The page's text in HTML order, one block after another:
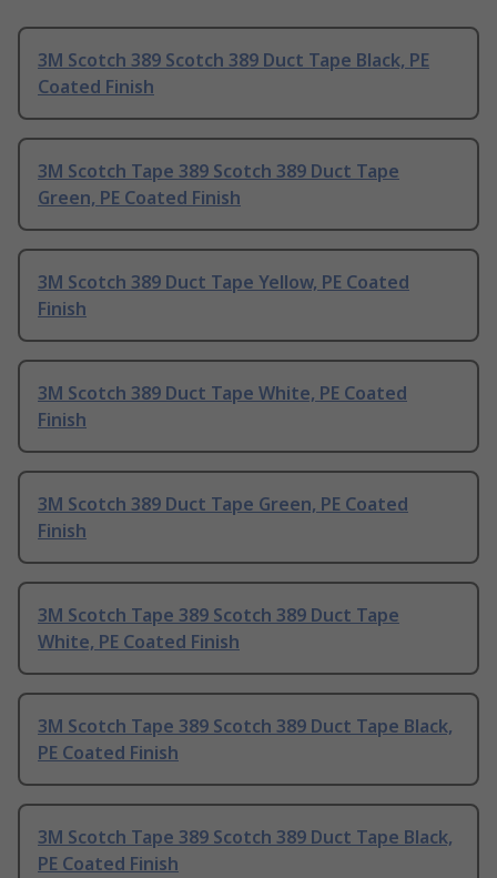
3M Scotch 389 Scotch 389 Duct Tape Black, PE
Coated Finish
3M Scotch Tape 389 Scotch 389 Duct Tape
Green, PE Coated Finish
3M Scotch 389 Duct Tape Yellow, PE Coated
Finish
3M Scotch 389 Duct Tape White, PE Coated
Finish
3M Scotch 389 Duct Tape Green, PE Coated
Finish
3M Scotch Tape 389 Scotch 389 Duct Tape
White, PE Coated Finish
3M Scotch Tape 389 Scotch 389 Duct Tape Black,
PE Coated Finish
3M Scotch Tape 389 Scotch 389 Duct Tape Black,
PE Coated Finish